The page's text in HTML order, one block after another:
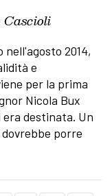
2014,
e
per la prima
Nicola Bux
era destinata. Un
porre